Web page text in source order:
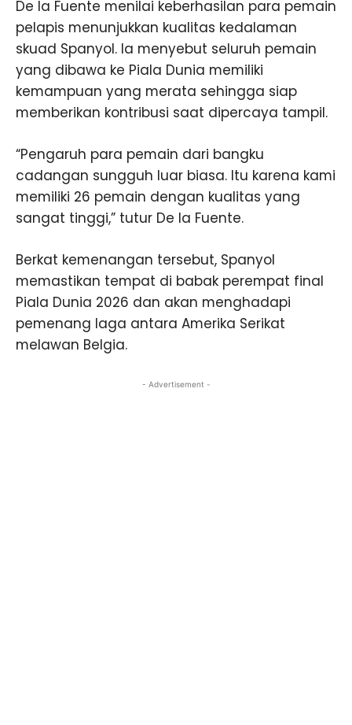
De la Fuente menilai keberhasilan para pemain
pelapis menunjukkan kualitas kedalaman
skuad Spanyol. Ia menyebut seluruh pemain
yang dibawa ke Piala Dunia memiliki
kemampuan yang merata sehingga siap
memberikan kontribusi saat dipercaya tampil.
“Pengaruh para pemain dari bangku
cadangan sungguh luar biasa. Itu karena kami
memiliki 26 pemain dengan kualitas yang
sangat tinggi,” tutur De la Fuente.
Berkat kemenangan tersebut, Spanyol
memastikan tempat di babak perempat final
Piala Dunia 2026 dan akan menghadapi
pemenang laga antara Amerika Serikat
melawan Belgia.
- Advertisement -